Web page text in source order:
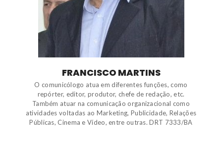
FRANCISCO MARTINS
O comunicólogo atua em diferentes funções, como
repórter, editor, produtor, chefe de redação, etc.
Também atuar na comunicação organizacional como
atividades voltadas ao Marketing, Publicidade, Relações
Públicas, Cinema e Vídeo, entre outras. DRT 7333/BA